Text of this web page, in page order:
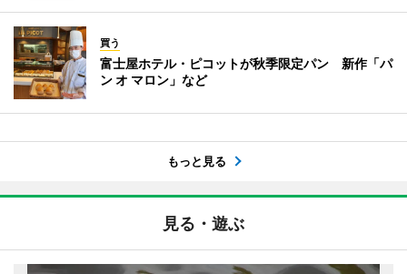
買う
富士屋ホテル・ピコットが秋季限定パン 新作「パ
ン オ マロン」など
もっと見る
見る・遊ぶ